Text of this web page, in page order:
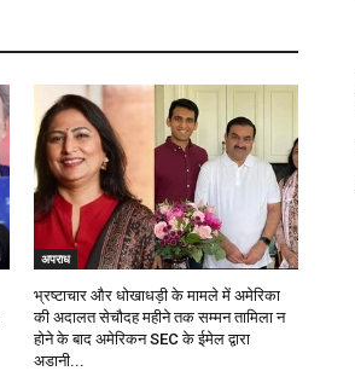
अपराध
भ्रष्टाचार और धोखाधड़ी के मामले में अमेरिका
की अदालत सेचौदह महीने तक सम्मन तामिला न
होने के बाद अमेरिकन SEC के ईमेल द्वारा
अडानी...